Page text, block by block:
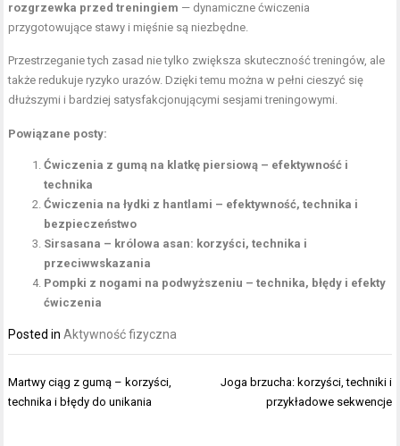
rozgrzewka przed treningiem — dynamiczne ćwiczenia
przygotowujące stawy i mięśnie są niezbędne.
Przestrzeganie tych zasad nie tylko zwiększa skuteczność treningów, ale
także redukuje ryzyko urazów. Dzięki temu można w pełni cieszyć się
dłuższymi i bardziej satysfakcjonującymi sesjami treningowymi.
Powiązane posty:
Ćwiczenia z gumą na klatkę piersiową – efektywność i
technika
Ćwiczenia na łydki z hantlami – efektywność, technika i
bezpieczeństwo
Sirsasana – królowa asan: korzyści, technika i
przeciwwskazania
Pompki z nogami na podwyższeniu – technika, błędy i efekty
ćwiczenia
Posted inAktywność fizyczna
Nawigacja
wpisu
Martwy ciąg z gumą – korzyści,
technika i błędy do unikania
Joga brzucha: korzyści, techniki i
przykładowe sekwencje